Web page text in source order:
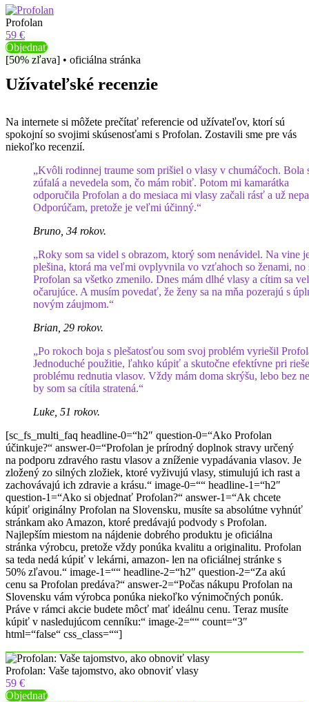
Profolan
59 €
Objednať
[50% zľava] • oficiálna stránka
Užívateľské recenzie
Na internete si môžete prečítať referencie od užívateľov, ktorí sú
spokojní so svojimi skúsenosťami s Profolan. Zostavili sme pre vás
niekoľko recenzií.
„Kvôli rodinnej traume som prišiel o vlasy v chumáčoch. Bola
zúfalá a nevedela som, čo mám robiť. Potom mi kamarátka
odporučila Profolan a do mesiaca mi vlasy začali rásť a už
Odporúčam, pretože je veľmi účinný.“
Bruno, 34 rokov.
„Roky som sa videl s obrazom, ktorý som nenávidel. Na vine
plešina, ktorá ma veľmi ovplyvnila vo vzťahoch so ženami, no
Profolan sa všetko zmenilo. Dnes mám dlhé vlasy a cítim sa
očarujúce. A musím povedať, že ženy sa na mňa pozerajú s
novým záujmom.“
Brian, 29 rokov.
„Po rokoch boja s plešatosťou som svoj problém vyriešil
Jednoduché použitie, ľahko kúpiť a skutočne efektívne pri
problému rednutia vlasov. Vždy mám doma skrýšu, lebo bez
by som sa cítila stratená.“
Luke, 51 rokov.
[sc_fs_multi_faq headline-0=“h2″ question-0=“Ako Profolan
účinkuje?“ answer-0=“Profolan je prírodný doplnok stravy určený
na podporu zdravého rastu vlasov a zníženie vypadávania vlasov. Je
zložený zo silných zložiek, ktoré vyživujú vlasy, stimulujú ich rast a
zachovávajú ich zdravie a krásu.“ image-0=““ headline-1=“h2″
question-1=“Ako si objednať Profolan?“ answer-1=“Ak chcete
kúpiť originálny Profolan na Slovensku, musíte sa absolútne vyhnúť
stránkam ako Amazon, ktoré predávajú podvody s Profolan.
Najlepším miestom na nájdenie dobrého produktu je oficiálna
stránka výrobcu, pretože vždy ponúka kvalitu a originalitu. Profolan
sa teda nedá kúpiť v lekárni, amazon- len na oficiálnej stránke s
50% zľavou.“ image-1=““ headline-2=“h2″ question-2=“Za akú
cenu sa Profolan predáva?“ answer-2=“Počas nákupu Profolan na
Slovensku vám výrobca ponúka niekoľko výnimočných ponúk.
Práve v rámci akcie budete môcť mať ideálnu cenu. Teraz musíte
kúpiť v nasledujúcom cenníku:“ image-2=““ count=“3″
html=“false“ css_class=““]
Profolan: Vaše tajomstvo, ako obnoviť vlasy
59 €
Objednať